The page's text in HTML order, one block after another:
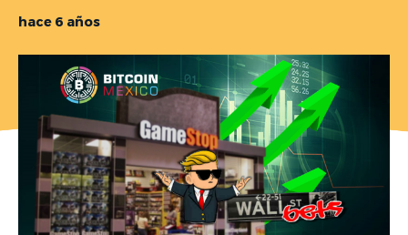
hace 6 años